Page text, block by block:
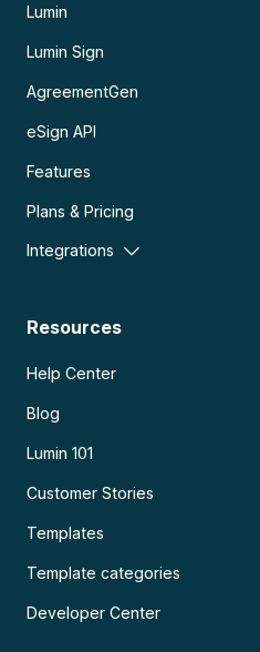
Lumin
Lumin Sign
AgreementGen
eSign API
Features
Plans & Pricing
Integrations
Resources
Help Center
Blog
Lumin 101
Customer Stories
Templates
Template categories
Developer Center